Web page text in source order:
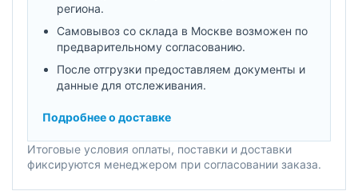
региона.
Самовывоз со склада в Москве возможен по
предварительному согласованию.
После отгрузки предоставляем документы и
данные для отслеживания.
Подробнее о доставке
Итоговые условия оплаты, поставки и доставки
фиксируются менеджером при согласовании заказа.